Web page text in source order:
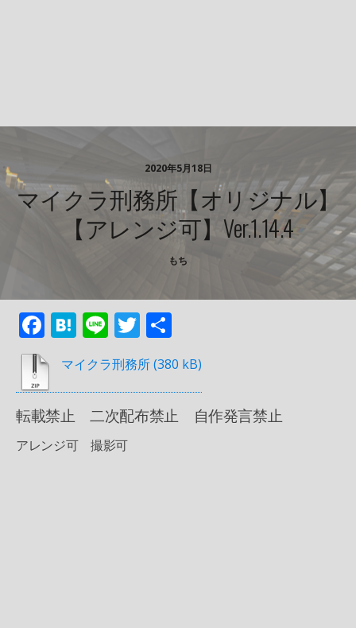
2020年5月18日
マイクラ刑務所【オリジナル】
【アレンジ可】ver.1.14.4
もち
F
e
b
o
o
H
at
e
n
Li
n
e
T
w
itt
er
有
マイクラ刑務所
転載禁止 二次配布禁止 自作発言禁止
アレンジ可 撮影可